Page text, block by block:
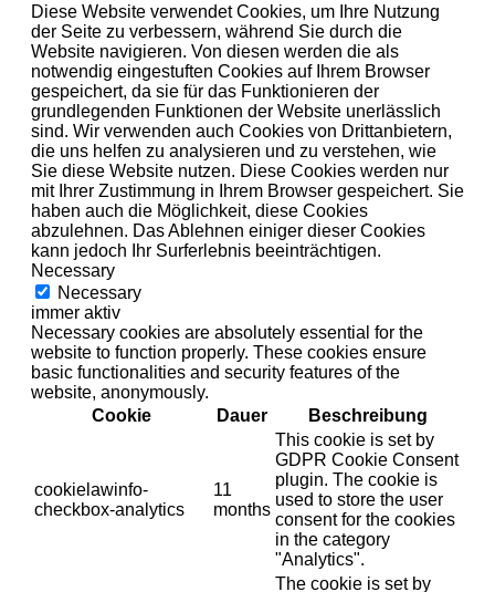
Diese Website verwendet Cookies, um Ihre Nutzung
der Seite zu verbessern, während Sie durch die
Website navigieren. Von diesen werden die als
notwendig eingestuften Cookies auf Ihrem Browser
gespeichert, da sie für das Funktionieren der
grundlegenden Funktionen der Website unerlässlich
sind. Wir verwenden auch Cookies von Drittanbietern,
die uns helfen zu analysieren und zu verstehen, wie
Sie diese Website nutzen. Diese Cookies werden nur
mit Ihrer Zustimmung in Ihrem Browser gespeichert. Sie
haben auch die Möglichkeit, diese Cookies
abzulehnen. Das Ablehnen einiger dieser Cookies
kann jedoch Ihr Surferlebnis beeinträchtigen.
Necessary
Necessary
immer aktiv
Necessary cookies are absolutely essential for the
website to function properly. These cookies ensure
basic functionalities and security features of the
website, anonymously.
Cookie
Dauer Beschreibung
cookielawinfo-
checkbox-analytics
11
months
This cookie is set by
GDPR Cookie Consent
plugin. The cookie is
used to store the user
consent for the cookies
in the category
"Analytics".
The cookie is set by